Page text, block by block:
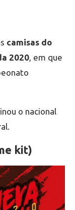
camisas do
2020, em que
o nacional
kit)